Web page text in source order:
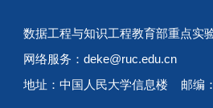
数据工程与知识工程教育部重点实
网络服务：deke@ruc.edu.cn
地址：中国人民大学信息楼 邮编